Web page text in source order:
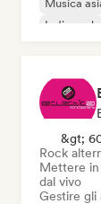
Musica
Indie rock
&gt;
Rock
Mettere
dal vivo
Gestire gli